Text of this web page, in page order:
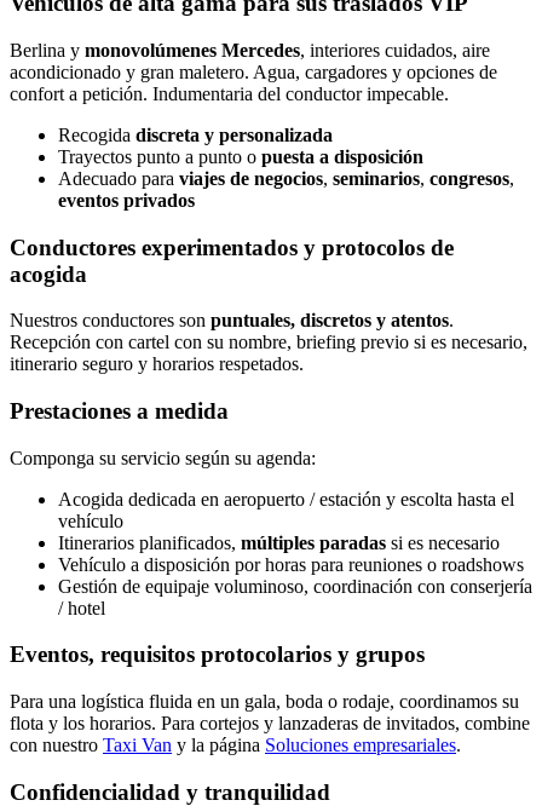
Berlina y monovolúmenes Mercedes, interiores cuidados, aire
acondicionado y gran maletero. Agua, cargadores y opciones de
confort a petición. Indumentaria del conductor impecable.
Recogida discreta y personalizada
Trayectos punto a punto o puesta a disposición
Adecuado para viajes de negocios, seminarios, congresos,
eventos privados
Conductores experimentados y protocolos de
acogida
Nuestros conductores son puntuales, discretos y atentos.
Recepción con cartel con su nombre, briefing previo si es necesario,
itinerario seguro y horarios respetados.
Prestaciones a medida
Componga su servicio según su agenda:
Acogida dedicada en aeropuerto / estación y escolta hasta el
vehículo
Itinerarios planificados, múltiples paradas si es necesario
Vehículo a disposición por horas para reuniones o roadshows
Gestión de equipaje voluminoso, coordinación con conserjería
/ hotel
Eventos, requisitos protocolarios y grupos
Para una logística fluida en un gala, boda o rodaje, coordinamos su
flota y los horarios. Para cortejos y lanzaderas de invitados, combine
con nuestro Taxi Van y la página Soluciones empresariales.
Confidencialidad y tranquilidad